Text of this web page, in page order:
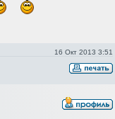
16 Окт 2013 3:51